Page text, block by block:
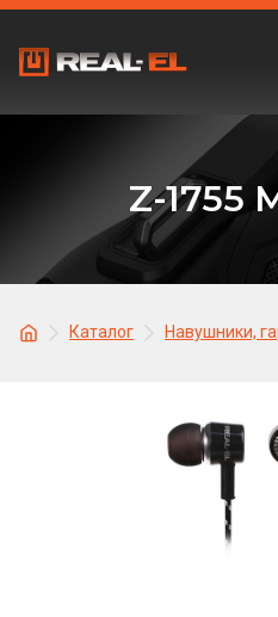
Z-1755
Каталог Навушники,